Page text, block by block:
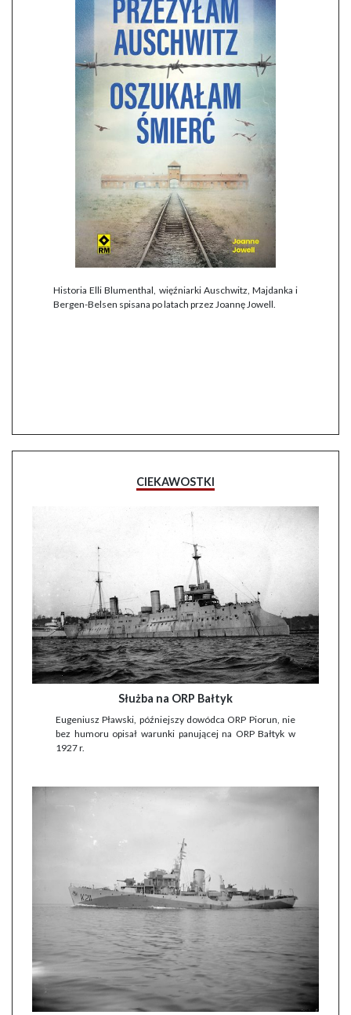
Historia Elli Blumenthal, więźniarki Auschwitz, Majdanka i
Bergen-Belsen spisana po latach przez Joannę Jowell.
CIEKAWOSTKI
Służba na ORP Bałtyk
Eugeniusz Pławski, późniejszy dowódca ORP Piorun, nie
bez humoru opisał warunki panującej na ORP Bałtyk w
1927 r.